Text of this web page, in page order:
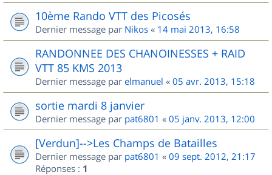
10ème Rando VTT des Picosés
Dernier message par Nikos « 14 mai 2013, 16:58
RANDONNEE DES CHANOINESSES + RAID
VTT 85 KMS 2013
Dernier message par elmanuel « 05 avr. 2013, 15:18
sortie mardi 8 janvier
Dernier message par pat6801 « 05 janv. 2013, 12:00
[Verdun]-->Les Champs de Batailles
Dernier message par pat6801 « 09 sept. 2012, 21:17
Réponses : 1